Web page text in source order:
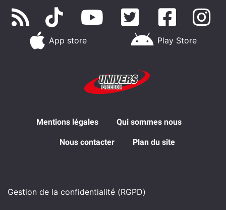
App store Play Store
Mentions légales Qui sommes nous
Nous contacter Plan du site
Gestion de la confidentialité (RGPD)